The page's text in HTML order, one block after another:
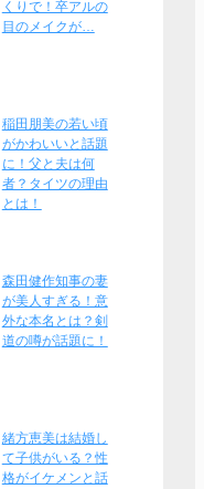
くりで！卒アルの
目のメイクが…
稲田朋美の若い頃
がかわいいと話題
に！父と夫は何
者？タイツの理由
とは！
森田健作知事の妻
が美人すぎる！意
外な本名とは？剣
道の噂が話題に！
緒方恵美は結婚し
て子供がいる？性
格がイケメンと話